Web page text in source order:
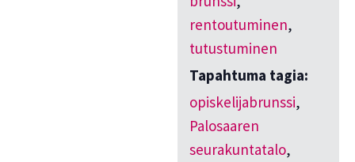
rentoutuminen,
tutustuminen
Tapahtuma tagia:
opiskelijabrunssi,
Palosaaren
seurakuntatalo,